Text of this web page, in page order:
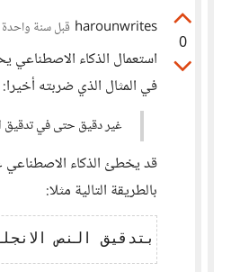
0
harounwrites قبل سنة واحدة
استعمال الذكاء الاصطناعي
في المثال الذي ضربته أخيرا:
غير دقيق حتى في تدقيق
قد يخطئ الذكاء
بالطريقة التالية مثلا: